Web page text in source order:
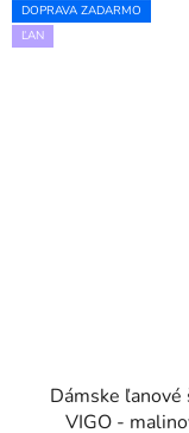
DOPRAVA ZADARMO
ĽAN
Dámske ľanové
VIGO -